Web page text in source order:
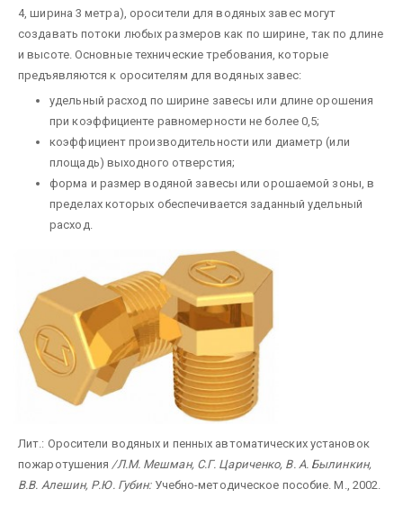
4, ширина 3 метра), оросители для водяных завес могут
создавать потоки любых размеров как по ширине, так по длине
и высоте. Основные технические требования, кото­рые
предъявляются к оросителям для водяных завес:
удельный расход по ширине завесы или длине орошения
при коэффициенте равномерности не более 0,5;
коэффициент производительности или диа­метр (или
площадь) выходного отверстия;
форма и размер водяной завесы или орошаемой зоны, в
пределах которых обеспечивается заданный удельный
расход.
Лит.: Оросители водяных и пенных автоматических установок
пожаротушения /Л.М. Мешман, С.Г. Цариченко, В. А. Былинкин,
В.В. Алешин, Р.Ю. Губин:Учебно-методическое пособие. М., 2002.